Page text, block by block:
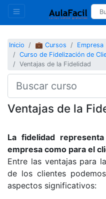
Inicio 💼 Cursos Empresa
Curso de Fidelización de
Ventajas de la Fidelidad
Ventajas de la
La fidelidad
empresa como para el
Entre las ventajas para
de los clientes
aspectos significativos: